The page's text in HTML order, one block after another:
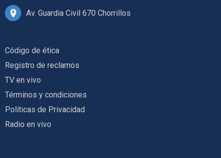
Av. Guardia Civil 670 Chorrillos
Código de ética
Registro de reclamos
TV en vivo
Términos y condiciones
Políticas de Privacidad
Radio en vivo